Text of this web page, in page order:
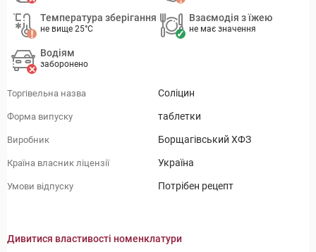
Температура зберігання
не вище 25°C
Взаємодія з їжею
не має значення
Водіям
заборонено
Торгівельна назва Соліцин
Форма випуску таблетки
Виробник Борщагівський ХФЗ
Країна власник ліцензії Україна
Умови відпуску Потрібен рецепт
Дивитися властивості номенклатури